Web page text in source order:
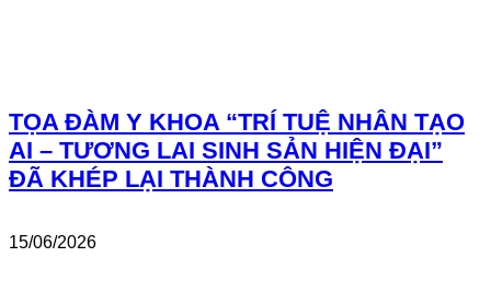
TỌA ĐÀM Y KHOA “TRÍ TUỆ NHÂN TẠO
AI – TƯƠNG LAI SINH SẢN HIỆN ĐẠI”
ĐÃ KHÉP LẠI THÀNH CÔNG
15/06/2026